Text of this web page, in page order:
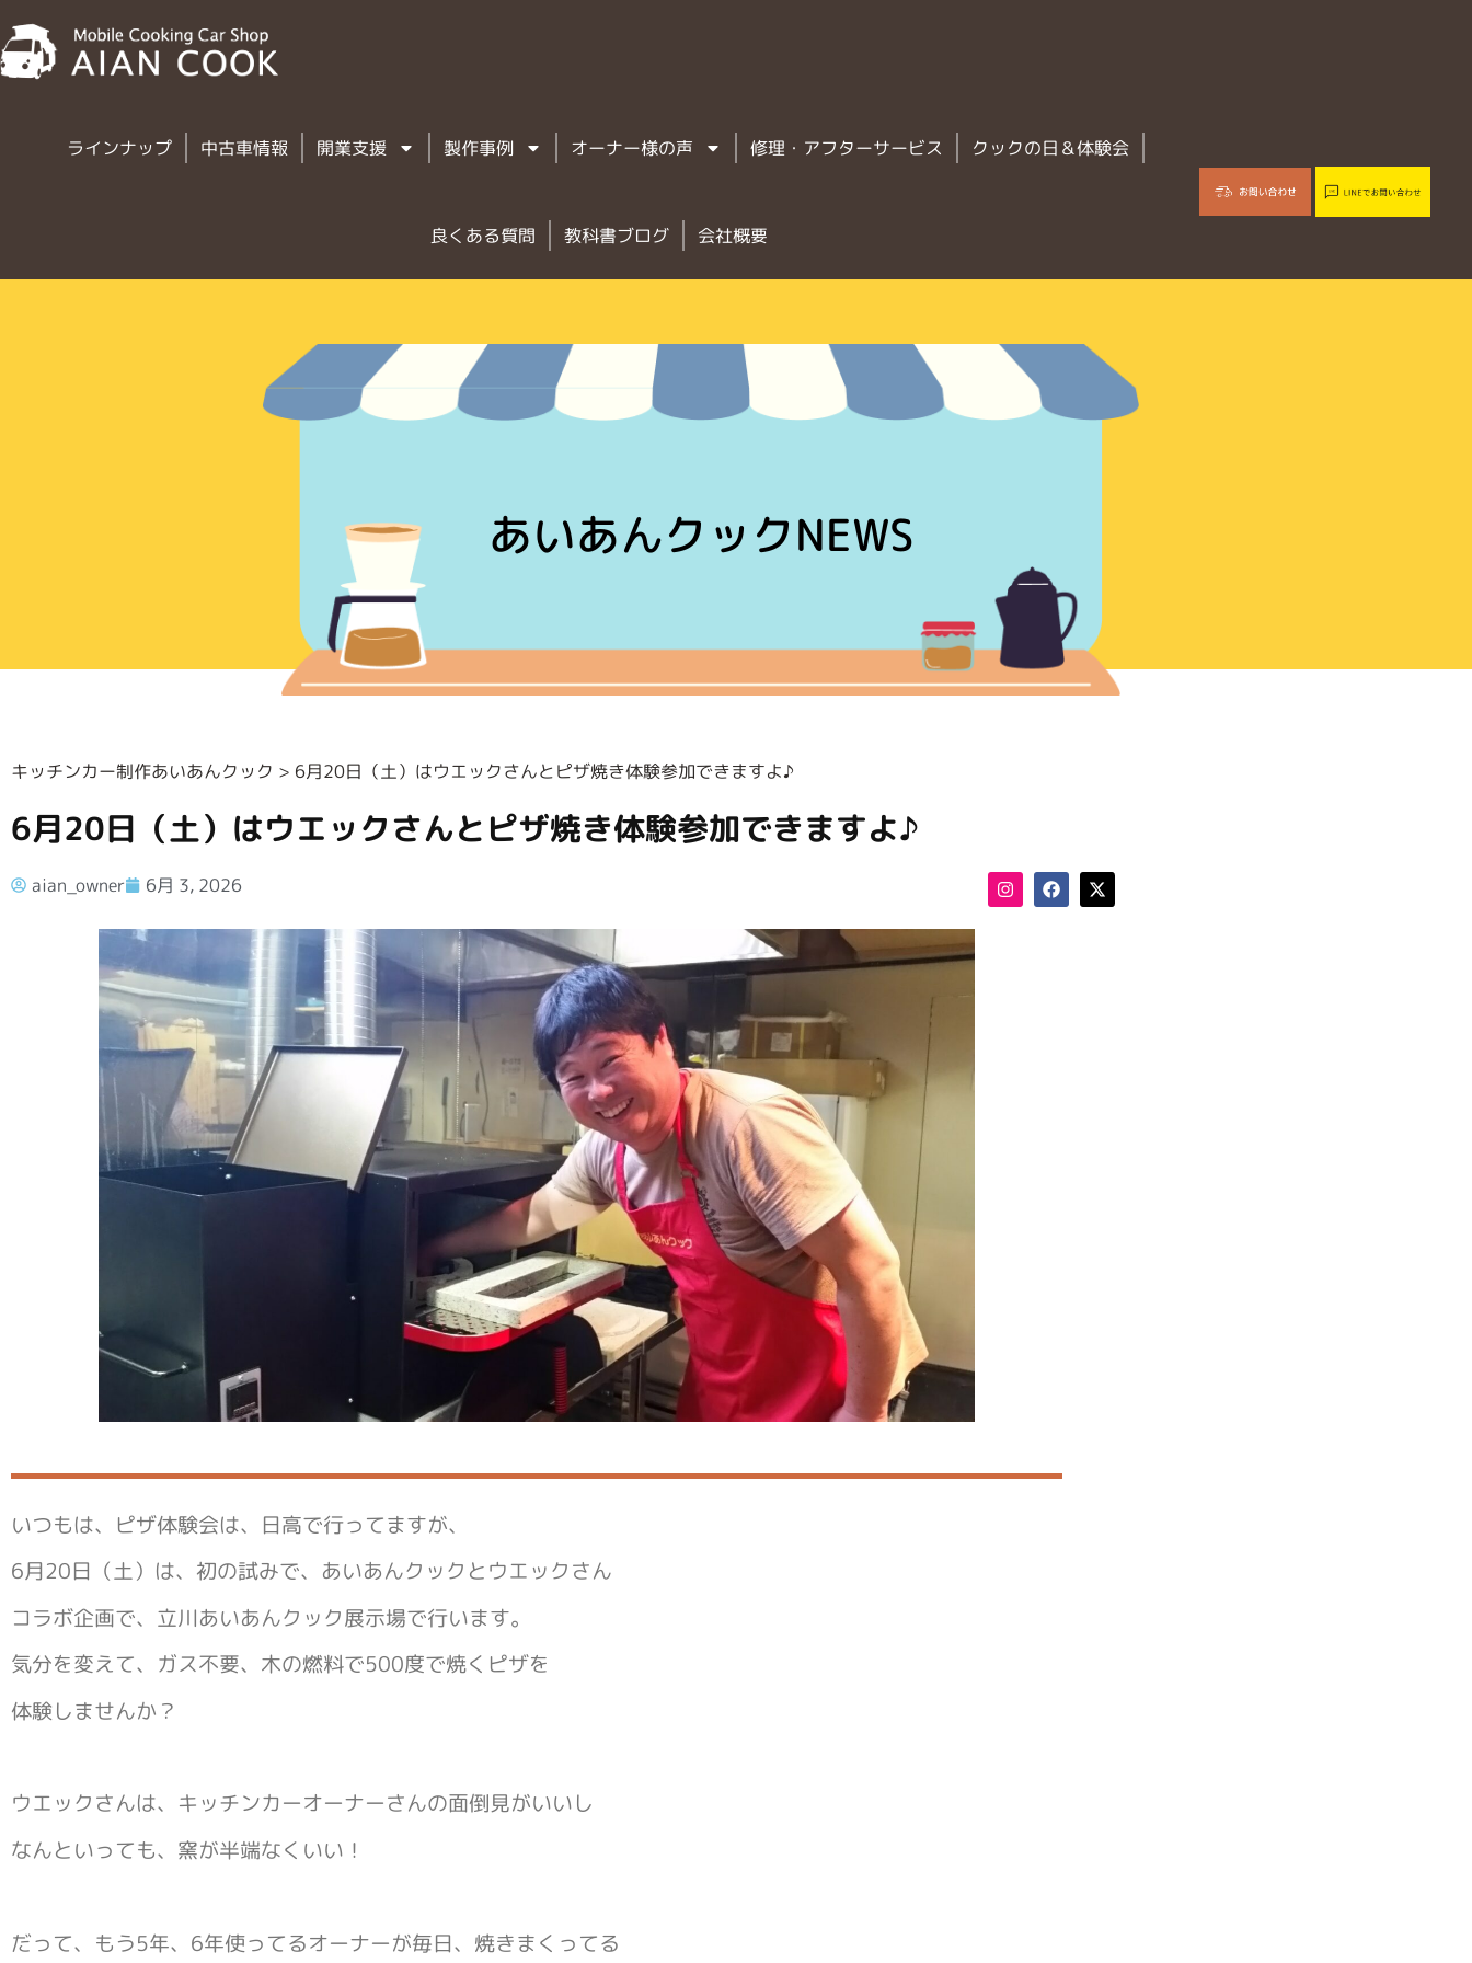
ラインナップ 中古車情報 開業支援 製作事例 オーナー様の声 修理・アフターサービス クックの日＆体験会
良くある質問 教科書ブログ 会社概要
あいあんクックNEWS
キッチンカー制作あいあんクック > 6月20日（土）はウエックさんとピザ焼き体験参加できますよ♪
6月20日（土）はウエックさんとピザ焼き体験参加できますよ♪
aian_owner 6月 3, 2026
いつもは、ピザ体験会は、日高で行ってますが、
6月20日（土）は、初の試みで、あいあんクックとウエックさん
コラボ企画で、立川あいあんクック展示場で行います。
気分を変えて、ガス不要、木の燃料で500度で焼くピザを
体験しませんか？
ウエックさんは、キッチンカーオーナーさんの面倒見がいいし
なんといっても、窯が半端なくいい！
だって、もう5年、6年使ってるオーナーが毎日、焼きまくってる